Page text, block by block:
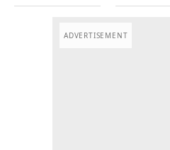
ADVERTISEMENT